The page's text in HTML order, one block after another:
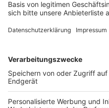
Unfallhilfestellen über
wegen übermäßigen
Fällen hatten
Anzeige
Weitere Themen von